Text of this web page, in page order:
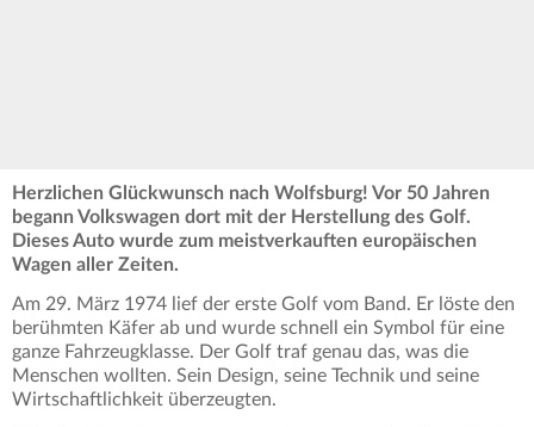
Herzlichen Glückwunsch nach Wolfsburg! Vor 50 Jahren
begann Volkswagen dort mit der Herstellung des Golf.
Dieses Auto wurde zum meistverkauften europäischen
Wagen aller Zeiten.
Am 29. März 1974 lief der erste Golf vom Band. Er löste den
berühmten Käfer ab und wurde schnell ein Symbol für eine
ganze Fahrzeugklasse. Der Golf traf genau das, was die
Menschen wollten. Sein Design, seine Technik und seine
Wirtschaftlichkeit überzeugten.